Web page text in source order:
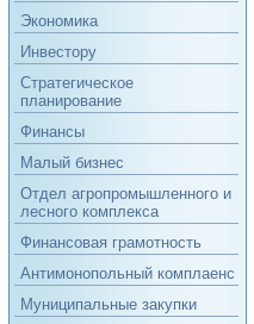
Экономика
Инвестору
Стратегическое
планирование
Финансы
Малый бизнес
Отдел агропромышленного и
лесного комплекса
Финансовая грамотность
Антимонопольный комплаенс
Муниципальные закупки